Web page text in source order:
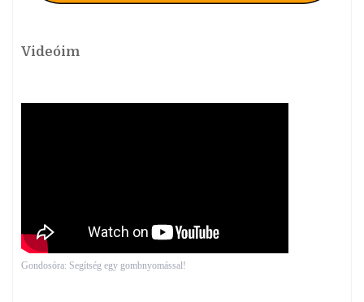
Videóim
Gondosóra: Segítség egy gombnyomással!